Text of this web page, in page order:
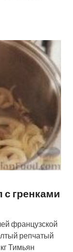
гренками
французской
репчатый
Тимьян